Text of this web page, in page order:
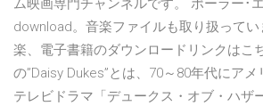
ム映画専門チャンネルです。 ポーラー･
download。音楽ファイルも取り扱って
楽、電子書籍のダウンロードリンクはこ
の”Daisy Dukes”とは、70～80年代にア
テレビドラマ「デュークス・オブ・ハザ